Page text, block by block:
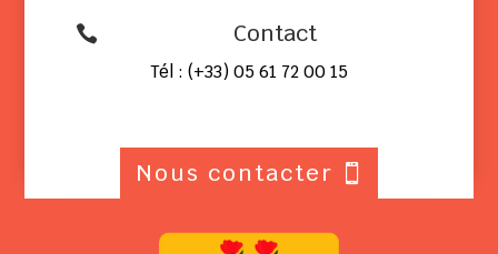
 Contact
Tél : (+33) 05 61 72 00 15
Nous contacter